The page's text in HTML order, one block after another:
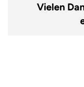
Vielen